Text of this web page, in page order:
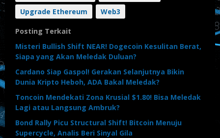
Upgrade Ethereum
Web3
Posting Terkait
Misteri Bullish Shift NEAR! Dogecoin Kesulitan Berat,
Siapa yang Akan Meledak Duluan?
Cardano Siap Gaspol! Gerakan Selanjutnya Bikin
Dunia Kripto Heboh, ADA Bakal Meledak?
Toncoin Mendekati Zona Krusial $1.80! Bisa Meledak
Lagi atau Langsung Ambruk?
Bond Rally Picu Structural Shift! Bitcoin Menuju
Supercycle, Analis Beri Sinyal Gila